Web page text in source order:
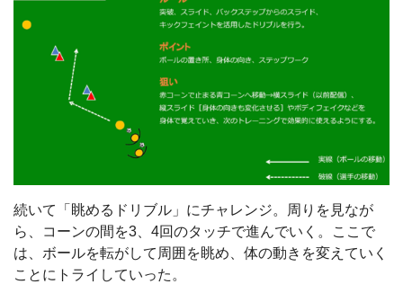
続いて「眺めるドリブル」にチャレンジ。周りを見なが
ら、コーンの間を3、4回のタッチで進んでいく。ここで
は、ボールを転がして周囲を眺め、体の動きを変えていく
ことにトライしていった。